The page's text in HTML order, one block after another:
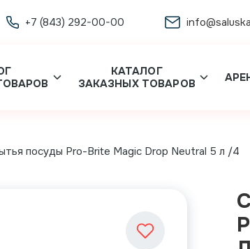
+7 (843) 292-00-00
КАТАЛОГ
ЗАКАЗНЫХ ТОВАРОВ
посуды Pro-Brite Magic Drop Neutral 5 л /4